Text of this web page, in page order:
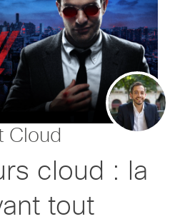
Cloud
cloud : la
tout